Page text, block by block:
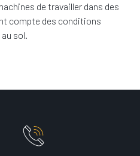
de travailler dans des
compte des conditions
sol.